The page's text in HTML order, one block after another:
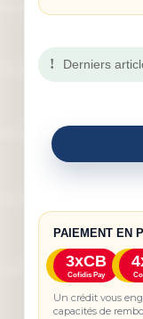
Derniers
PAIEMENT EN
3xCB
Cofidis Pay
Un crédit vous
capacités de